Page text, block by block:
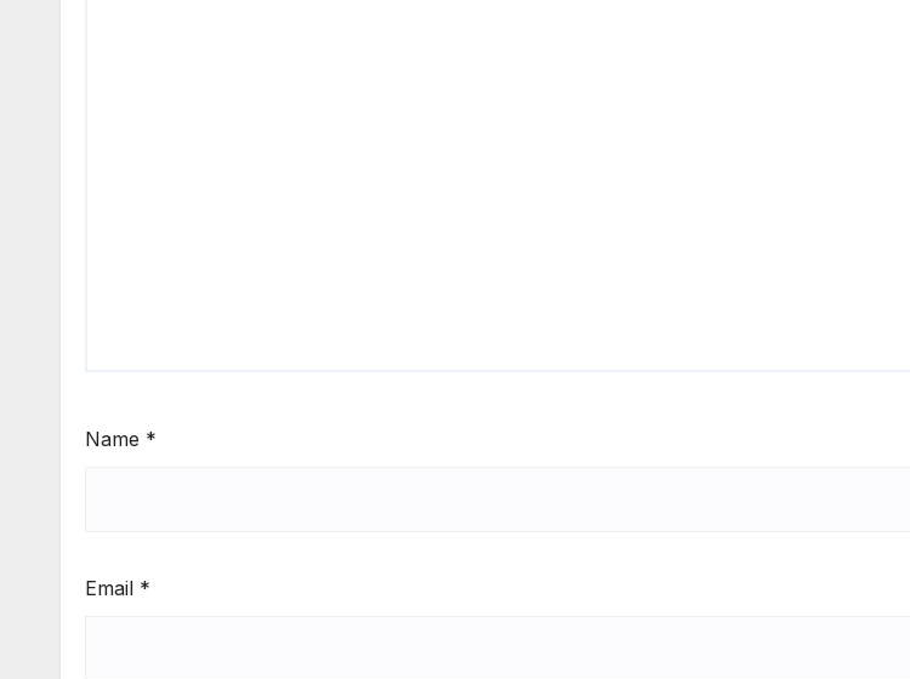
Name *
Email *